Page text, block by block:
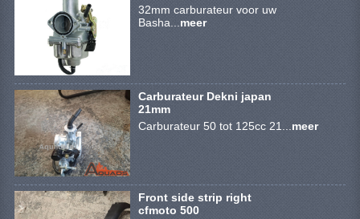
KETTING EN TANDWIELEN
REM SYSTEEM
UITLAAT SYSTEEM
32mm carburateur voor uw
Basha... meer
Carburateur Dekni japan
21mm
Carburateur 50 tot 125cc 21... meer
Front side strip right
cfmoto 500